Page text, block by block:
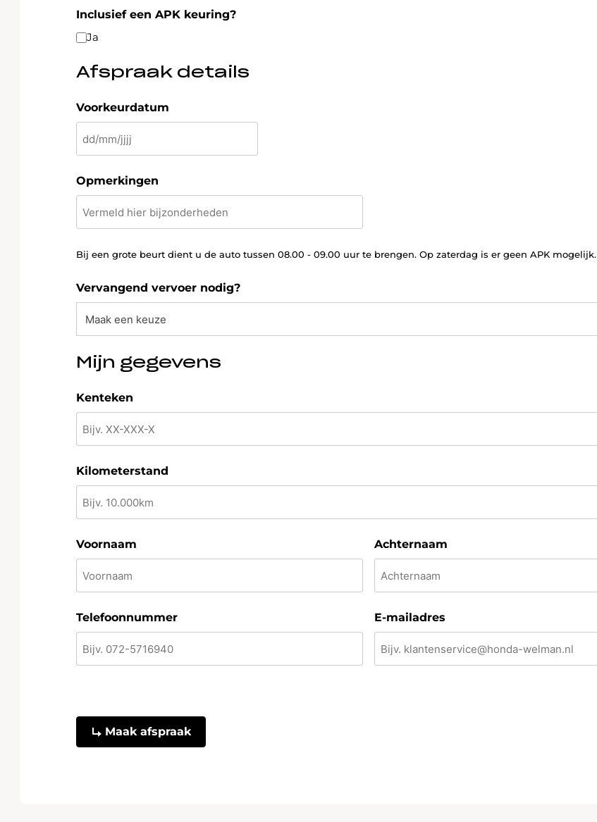
Inclusief een APK keuring?
Ja
Afspraak details
Voorkeurdatum
DD
MM
slash
JJJJ
Opmerkingen
Bij een grote beurt dient u de auto tussen 08.00 - 09.00 uur te brengen. Op zaterdag is er geen APK mogelijk.
Vervangend vervoer nodig?
Mijn gegevens
Kenteken
Kilometerstand
Voornaam Achternaam
Telefoonnummer E-mailadres